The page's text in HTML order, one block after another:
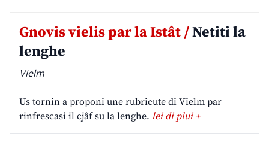
Gnovis vielis par la Istât /Netiti la
lenghe
Vielm
Us tornin a proponi une rubricute di Vielm par
rinfrescasi il cjâf su la lenghe. lei di plui +